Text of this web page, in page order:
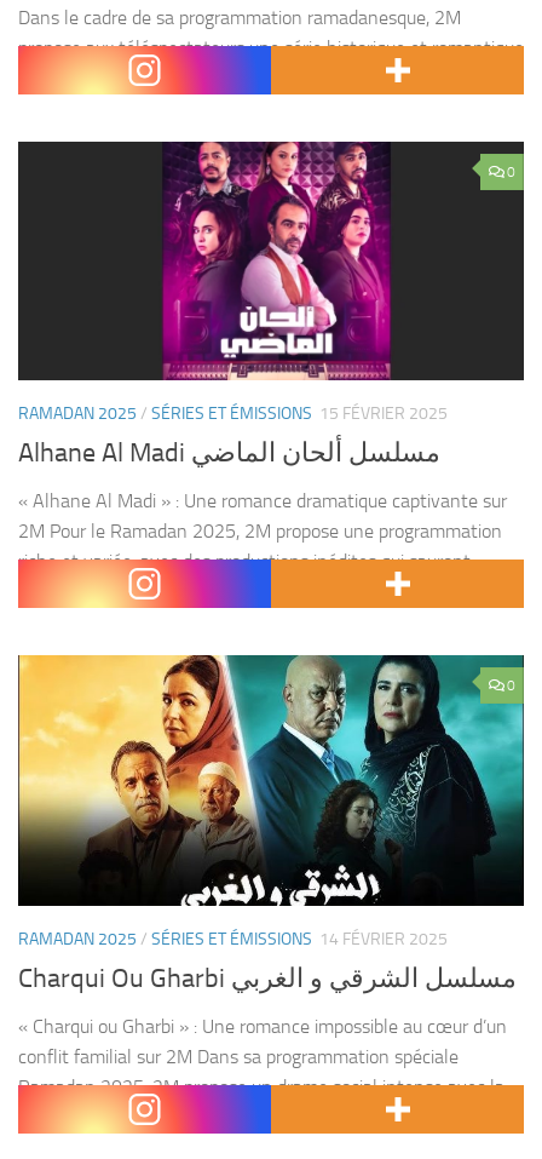
Dans le cadre de sa programmation ramadanesque, 2M
propose aux téléspectateurs une série historique et romantique
qui transporte son public au cœur du Salé...
0
RAMADAN 2025 / SÉRIES ET ÉMISSIONS 15 FÉVRIER 2025
Alhane Al Madi مسلسل ألحان الماضي
« Alhane Al Madi » : Une romance dramatique captivante sur
2M Pour le Ramadan 2025, 2M propose une programmation
riche et variée, avec des productions inédites qui sauront
séduire les téléspectateurs. Chaque lundi à 21h45,...
0
RAMADAN 2025 / SÉRIES ET ÉMISSIONS 14 FÉVRIER 2025
Charqui Ou Gharbi مسلسل الشرقي و الغربي
« Charqui ou Gharbi » : Une romance impossible au cœur d’un
conflit familial sur 2M Dans sa programmation spéciale
Ramadan 2025, 2M propose un drame social intense avec la
série « Charqui ou Gharbi », diffusée chaque...